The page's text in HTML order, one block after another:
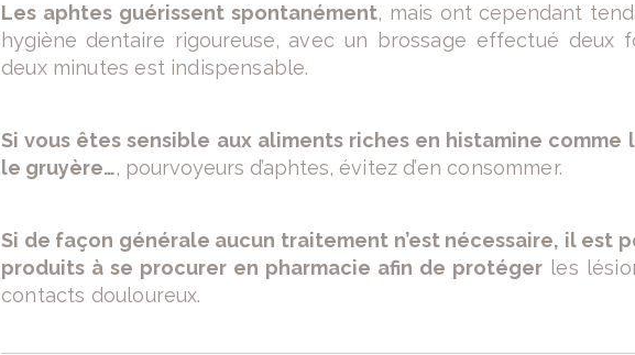
Les aphtes guérissent spontanément, mais ont cependant
hygiène dentaire rigoureuse, avec un brossage effectué deux
deux minutes est indispensable.
Si vous êtes sensible aux aliments riches en histamine
le gruyère…, pourvoyeurs d’aphtes, évitez d’en consommer.
Si de façon générale aucun traitement n’est nécessaire, il est
produits à se procurer en pharmacie afin de protéger les
contacts douloureux.